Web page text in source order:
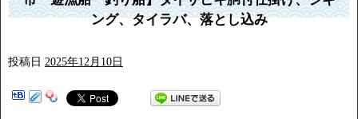
ング、タイラバ、落とし込み
投稿日 2025年12月10日